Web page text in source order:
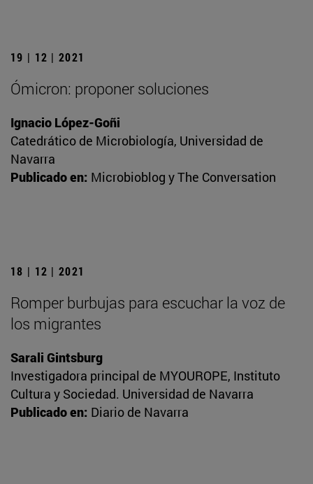
19 | 12 | 2021
Ómicron: proponer soluciones
Ignacio López-Goñi
Catedrático de Microbiología, Universidad de
Navarra
Publicado en: Microbioblog y The Conversation
18 | 12 | 2021
Romper burbujas para escuchar la voz de
los migrantes
Sarali Gintsburg
Investigadora principal de MYOUROPE, Instituto
Cultura y Sociedad. Universidad de Navarra
Publicado en: Diario de Navarra